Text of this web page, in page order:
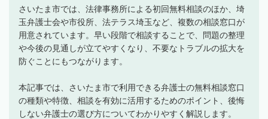
さいたま市では、法律事務所による初回無料相談のほか、埼
玉弁護士会や市役所、法テラス埼玉など、複数の相談窓口が
用意されています。早い段階で相談することで、問題の整理
や今後の見通しが立てやすくなり、不要なトラブルの拡大を
防ぐことにもつながります。
本記事では、さいたま市で利用できる弁護士の無料相談窓口
の種類や特徴、相談を有効に活用するためのポイント、後悔
しない弁護士の選び方についてわかりやすく解説します。